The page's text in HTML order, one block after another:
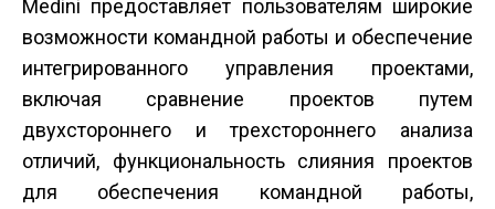
Medini предоставляет пользователям широкие
возможности командной работы и обеспечение
интегрированного управления проектами,
включая сравнение проектов путем
двухстороннего и трехстороннего анализа
отличий, функциональность слияния проектов
для обеспечения командной работы,